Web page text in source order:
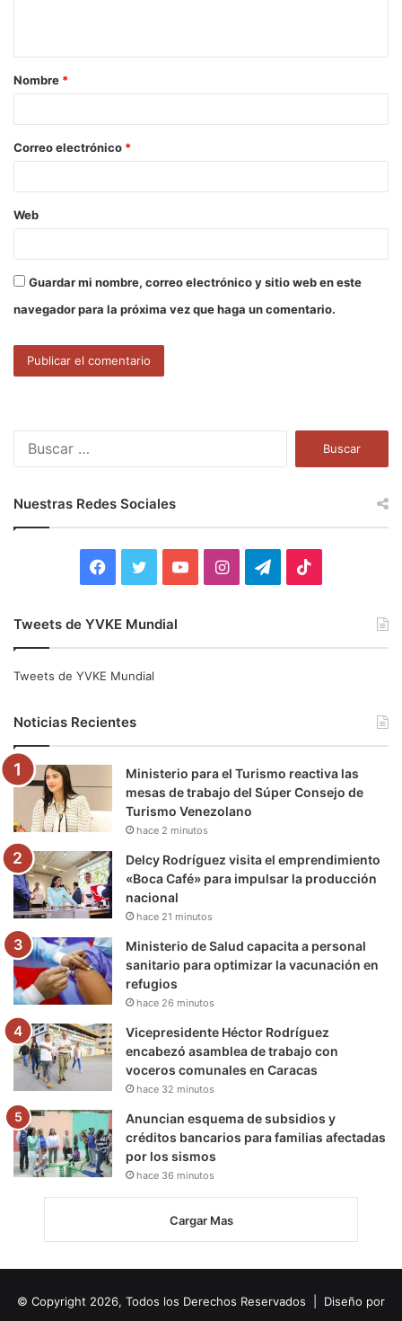
a
r
*
Nombre *
Correo electrónico *
Web
Guardar mi nombre, correo electrónico y sitio web en este
navegador para la próxima vez que haga un comentario.
:
Nuestras Redes Sociales
e
o
o
t
e
r
b
e
I
g
r
a
m
r
a
k
Tweets de YVKE Mundial
Tweets de YVKE Mundial
Noticias Recientes
Ministerio para el Turismo reactiva las
mesas de trabajo del Súper Consejo de
Turismo Venezolano
hace 2 minutos
Delcy Rodríguez visita el emprendimiento
«Boca Café» para impulsar la producción
nacional
hace 21 minutos
Ministerio de Salud capacita a personal
sanitario para optimizar la vacunación en
refugios
hace 26 minutos
Vicepresidente Héctor Rodríguez
encabezó asamblea de trabajo con
voceros comunales en Caracas
hace 32 minutos
Anuncian esquema de subsidios y
créditos bancarios para familias afectadas
por los sismos
hace 36 minutos
Cargar Mas
© Copyright 2026, Todos los Derechos Reservados | Diseño por